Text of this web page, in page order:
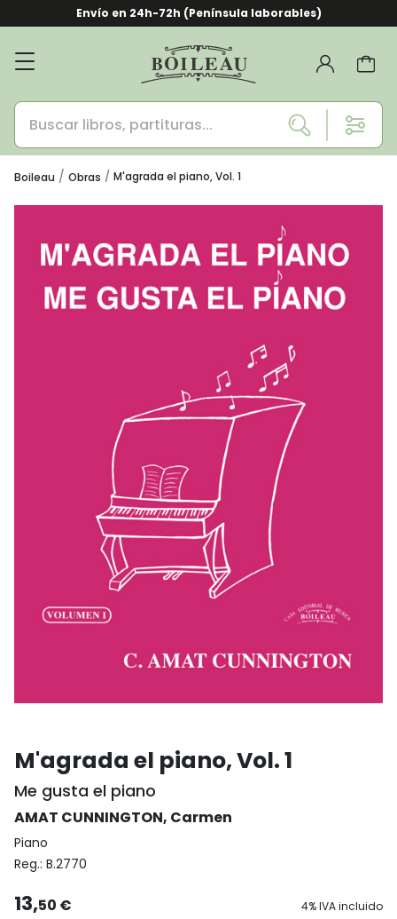
Envío en 24h-72h (Península laborables)
Boileau Obras M'agrada el piano, Vol. 1
M'agrada el piano, Vol. 1
Me gusta el piano
AMAT CUNNINGTON, Carmen
Piano
Reg.: B.2770
13,50 € 4% IVA incluido